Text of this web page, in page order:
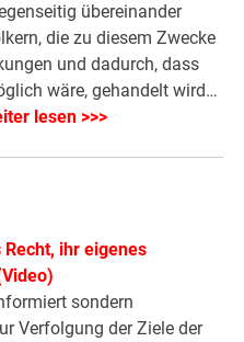
übereinander
die zu diesem Zwecke
und dadurch, dass
wäre, gehandelt wird…
lesen >>>
ihr eigenes
sondern
Verfolgung der Ziele der